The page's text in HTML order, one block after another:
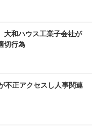
和ハウス工業子会社が
切行為
不正アクセスし人事関連